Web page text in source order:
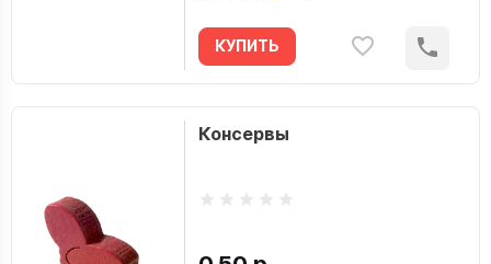
КУПИТЬ
Консервы